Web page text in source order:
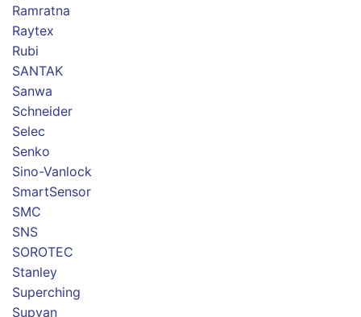
Ramratna
Raytex
Rubi
SANTAK
Sanwa
Schneider
Selec
Senko
Sino-Vanlock
SmartSensor
SMC
SNS
SOROTEC
Stanley
Superching
Supvan